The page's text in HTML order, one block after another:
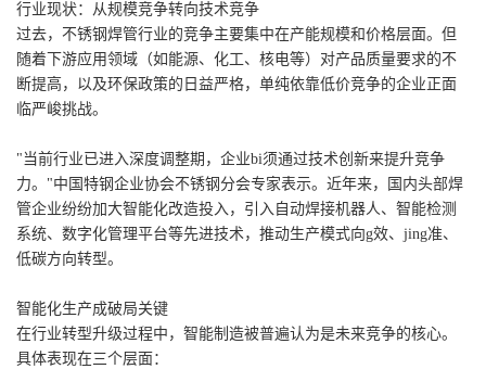
行业现状：从规模竞争转向技术竞争
过去，不锈钢焊管行业的竞争主要集中在产能规模和价格层面。但
随着下游应用领域（如能源、化工、核电等）对产品质量要求的不
断提高，以及环保政策的日益严格，单纯依靠低价竞争的企业正面
临严峻挑战。
"当前行业已进入深度调整期，企业bi须通过技术创新来提升竞争
力。"中国特钢企业协会不锈钢分会专家表示。近年来，国内头部焊
管企业纷纷加大智能化改造投入，引入自动焊接机器人、智能检测
系统、数字化管理平台等先进技术，推动生产模式向g效、jing准、
低碳方向转型。
智能化生产成破局关键
在行业转型升级过程中，智能制造被普遍认为是未来竞争的核心。
具体表现在三个层面：